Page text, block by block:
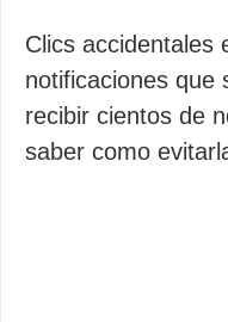
Clics accidentales
notificaciones que
recibir cientos de
saber como